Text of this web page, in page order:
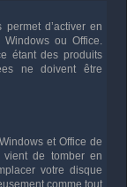
d’activer en
ou Office.
étant des produits
ne doivent être
et Office de
de tomber en
votre disque
comme tout